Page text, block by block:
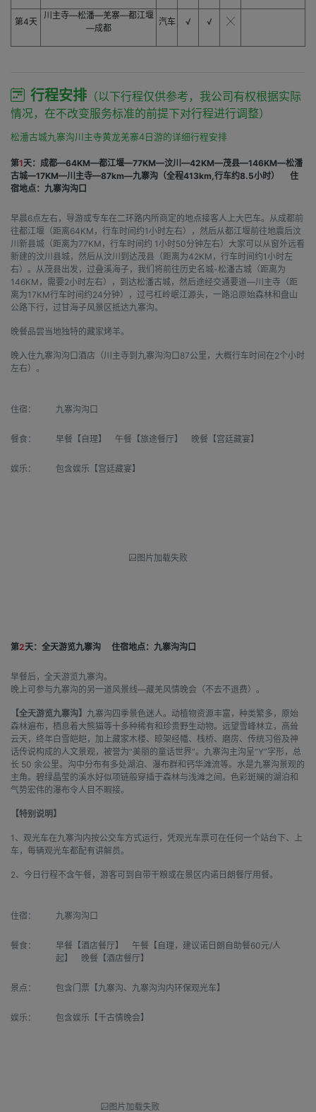
第4天
川主寺—松潘—羌寨—都江堰
—成都
汽车 √ √ ╳
行程安排 （以下行程仅供参考，我公司有权根据实际
情况，在不改变服务标准的前提下对行程进行调整）
松潘古城九寨沟川主寺黄龙羌寨4日游的详细行程安排
第1天：成都—64KM—都江堰—77KM—汶川—42KM—茂县—146KM—松潘
古城—17KM—川主寺—87km—九寨沟（全程413km,行车约8.5小时）
住
宿地点：九寨沟沟口
早晨6点左右，导游或专车在二环路内所商定的地点接客人上大巴车。从成都前
往都江堰（距离64KM，行车时间约1小时左右），然后从都江堰前往地震后汶
川新县城（距离为77KM，行车时间约 1小时50分钟左右）大家可以从窗外远看
新建的汶川县城，然后从汶川到达茂县（距离为42KM，行车时间约1小时左
右）。从茂县出发，过叠溪海子，我们将前往历史名城-松潘古城（距离为
146KM，需要2小时左右），到达松潘古城，然后途经交通要道―川主寺（距
离为17KM行车时间约24分钟），过弓杠岭岷江源头，一路沿原始森林和盘山
公路下行，过甘海子风景区抵达九寨沟。
晚餐品尝当地独特的藏家烤羊。
晚入住九寨沟沟口酒店（川主寺到九寨沟沟口87公里，大概行车时间在2个小时
左右）。
住宿： 九寨沟沟口
餐食： 早餐【自理】 午餐【旅途餐厅】 晚餐【宫廷藏宴】
娱乐： 包含娱乐【宫廷藏宴】
图片加载失败
第2天：全天游览九寨沟 住宿地点：九寨沟沟口
早餐后，全天游览九寨沟。
晚上可参与九寨沟的另一道风景线—藏羌风情晚会（不去不退费）。
【全天游览九寨沟】 九寨沟四季景色迷人。动植物资源丰富，种类繁多，原始
森林遍布，栖息着大熊猫等十多种稀有和珍贵野生动物。远望雪峰林立，高耸
云天，终年白雪皑皑，加上藏家木楼、晾架经幡、栈桥、磨房、传统习俗及神
话传说构成的人文景观，被誉为“美丽的童话世界”。九寨沟主沟呈“Y”字形，总
长 50 余公里。沟中分布有多处湖泊、瀑布群和钙华滩流等。水是九寨沟景观的
主角。碧绿晶莹的溪水好似项链般穿插于森林与浅滩之间。色彩斑斓的湖泊和
气势宏伟的瀑布令人目不暇接。
【特别说明】
1、观光车在九寨沟内按公交车方式运行，凭观光车票可在任何一个站台下、上
车，每辆观光车都配有讲解员。
2、今日行程不含午餐，游客可到自带干粮或在景区内诺日朗餐厅用餐。
住宿： 九寨沟沟口
餐食：
早餐【酒店餐厅】 午餐【自理，建议诺日朗自助餐60元/人
起】 晚餐【酒店餐厅】
景点： 包含门票【九寨沟、九寨沟沟内环保观光车】
娱乐： 包含娱乐【千古情晚会】
图片加载失败